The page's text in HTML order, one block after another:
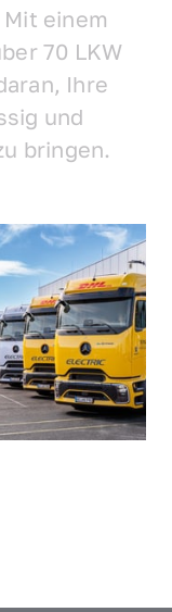
einem
70 LKW
Ihre
und
bringen.